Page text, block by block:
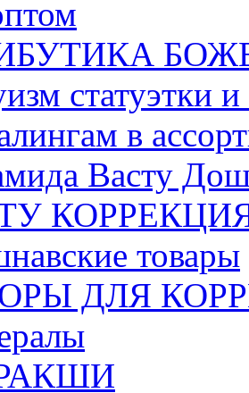
статуэтки
в
Васту
товары
ДЛЯ